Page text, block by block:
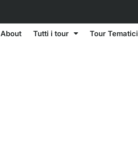
About Tutti i tour Tour Tematici